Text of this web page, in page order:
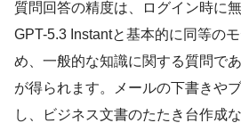
質問回答の精度は、ログイン時に
GPT-5.3 Instantと基本的に同等の
め、一般的な知識に関する質問で
が得られます。メールの下書きや
し、ビジネス文書のたたき台作成